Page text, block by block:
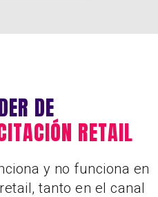
DE
RETAIL
y no funciona en
tanto en el canal